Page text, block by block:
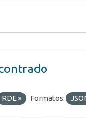
RDE Formatos: